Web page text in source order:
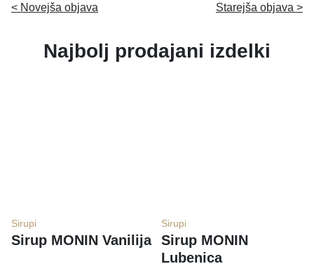
< Novejša objava Starejša objava >
Najbolj prodajani izdelki
Sirupi
Sirup MONIN Vanilija
Sirupi
Sirup MONIN
Lubenica